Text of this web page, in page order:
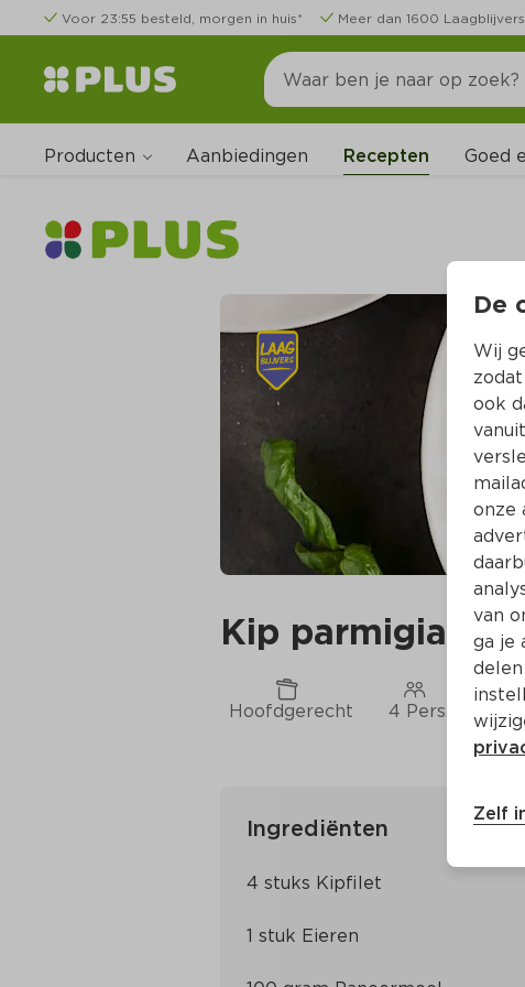
Voor 23:55 besteld, morgen in huis* Meer dan 1600 Laagblijvers
Producten Aanbiedingen Recepten Goed
Kip parmigiana
Hoofdgerecht 4 Pers. Ca.
Ingrediënten
4 stuks Kipfilet
1 stuk Eieren
De
Wij
ook
onze
van
ga je
Zelf